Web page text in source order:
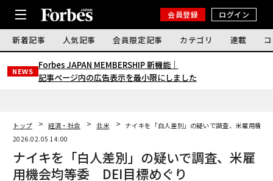
会員登録 ログイン
新着記事 人気記事 会員限定記事 カテゴリ 連載
NEWS
Forbes JAPAN MEMBERSHIP 新機能｜
記事ページ内の広告表示を最小限にしました
トップ 経済・社会 北米
ナイキを「白人差別」の疑いで調査、米雇用機
2026.02.05 14:00
ナイキを「白人差別」の疑いで調査、米雇
用機会均等委 DEI目標めぐり